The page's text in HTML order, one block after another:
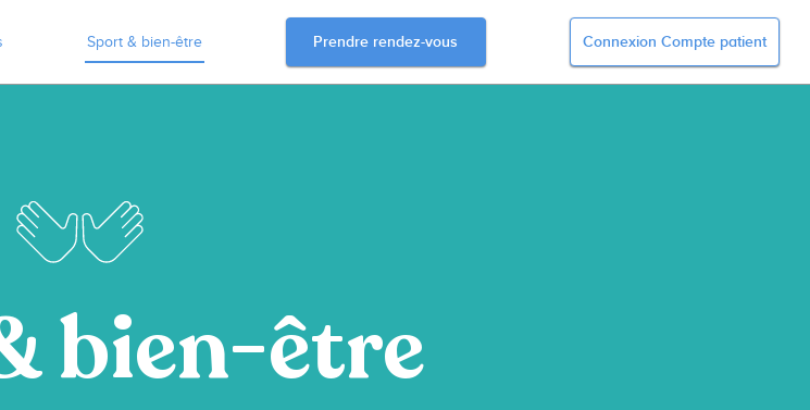
Sport & bien-être Prendre rendez-vous Connexion Compte patient
bien-être